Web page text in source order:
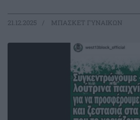
21.12.2025 ΜΠΑΣΚΕΤ ΓΥΝΑΙΚΩΝ